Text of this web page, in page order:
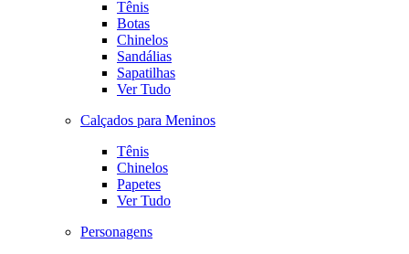
Tênis
Botas
Chinelos
Sandálias
Sapatilhas
Ver Tudo
Calçados para Meninos
Tênis
Chinelos
Papetes
Ver Tudo
Personagens